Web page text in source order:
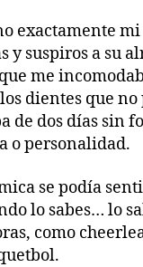
exactamente
y suspiros a su
me
dientes que
de dos días sin
o personalidad.
se podía
lo sabes… lo
como